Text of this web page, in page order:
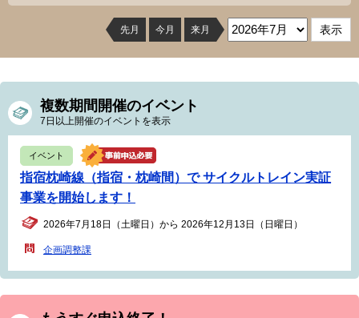
先月 今月 来月
複数期間開催のイベント
7日以上開催のイベントを表示
イベント
指宿枕崎線（指宿・枕崎間）で サイクルトレイン実証
事業を開始します！
2026年7月18日（土曜日）から 2026年12月13日（日曜日）
企画調整課